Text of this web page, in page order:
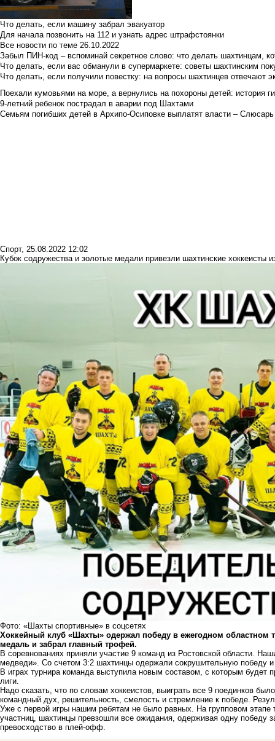
Что делать, если машину забрал эвакуатор
Для начала позвонить на 112 и узнать адрес штрафстоянки
Все новости по теме 26.10.2022
Забыл ПИН-код – вспоминай секретное слово: что делать шахтинцам,
Что делать, если вас обманули в супермаркете: советы шахтинским
Что делать, если получили повестку: на вопросы шахтинцев отвечают
Поехали кумовьями на море, а вернулись на похороны детей: история
9-летний ребенок пострадал в аварии под Шахтами
Семьям погибших детей в Архипо-Осиповке выплатят власти – Слюсарь
Спорт, 25.08.2022 12:02
Кубок содружества и золотые медали привезли шахтинские хоккеисты
Фото: «Шахты спортивные» в соцсетях
Хоккейный клуб «Шахты» одержал победу в ежегодном областном
медаль и забрал главный трофей.
В соревнованиях приняли участие 9 команд из Ростовской области.
медведи». Со счетом 3:2 шахтинцы одержали сокрушительную победу
В играх турнира команда выступила новым составом, с которым будет
лиги.
Надо сказать, что по словам хоккеистов, выиграть все 9 поединков
командный дух, решительность, смелость и стремление к победе.
Уже с первой игры нашим ребятам не было равных. На групповом этапе
участниц, шахтинцы превзошли все ожидания, одерживая одну победу
превосходство в плей-офф.